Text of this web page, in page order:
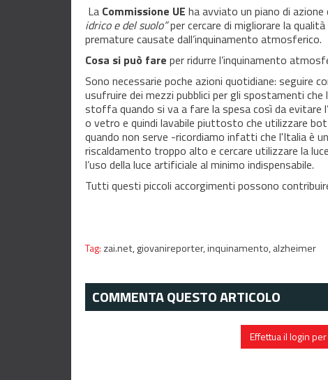
La Commissione UE ha avviato un piano di
idrico e del suolo”per cercare di migliorare la
premature causate dall’inquinamento atmosferico.
Cosa si può fare per ridurre l’inquinamento
Sono necessarie poche azioni quotidiane: seguire
usufruire dei mezzi pubblici per gli spostamenti
stoffa quando si va a fare la spesa così da evitare
o vetro e quindi lavabile piuttosto che utilizzare
quando non serve -ricordiamo infatti che l'Italia è
riscaldamento troppo alto e cercare utilizzare la
l’uso della luce artificiale al minimo indispensabile.
Tutti questi piccoli accorgimenti possono
Tag: zai.net,giovanireporter,inquinamento,alzheimer
COMMENTA QUESTO ARTICOLO
Effettua il login